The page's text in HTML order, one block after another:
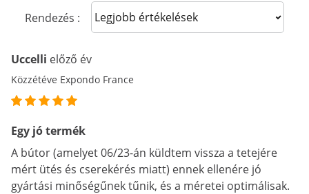
Rendezés : Sort reviews
Uccelli előző év
Közzétéve Expondo France
Egy jó termék
A bútor (amelyet 06/23-án küldtem vissza a tetejére
mért ütés és cserekérés miatt) ennek ellenére jó
gyártási minőségűnek tűnik, és a méretei optimálisak.